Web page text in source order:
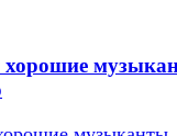
хорошие